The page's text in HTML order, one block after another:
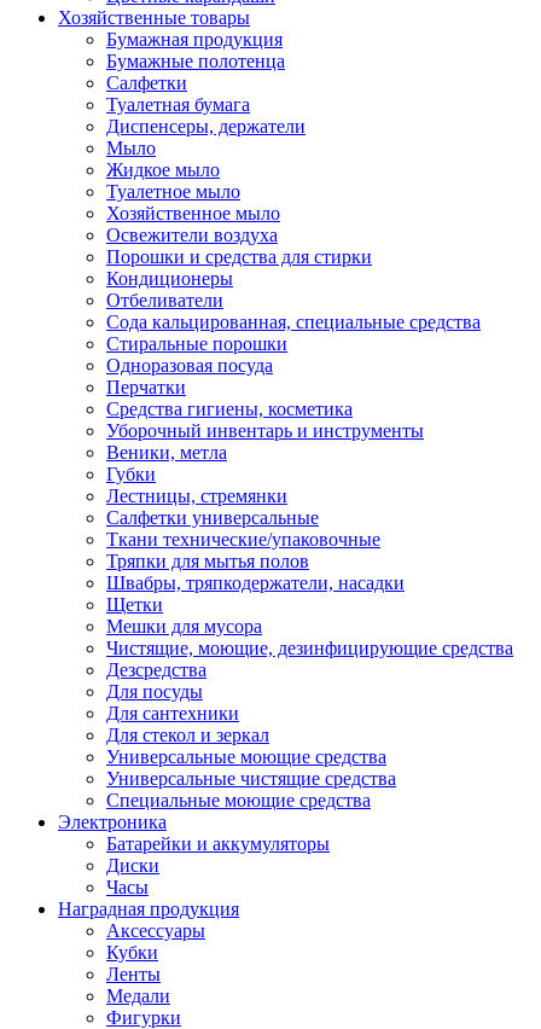
Хозяйственные товары
Бумажная продукция
Бумажные полотенца
Салфетки
Туалетная бумага
Диспенсеры, держатели
Мыло
Жидкое мыло
Туалетное мыло
Хозяйственное мыло
Освежители воздуха
Порошки и средства для стирки
Кондиционеры
Отбеливатели
Сода кальцированная, специальные средства
Стиральные порошки
Одноразовая посуда
Перчатки
Средства гигиены, косметика
Уборочный инвентарь и инструменты
Веники, метла
Губки
Лестницы, стремянки
Салфетки универсальные
Ткани технические/упаковочные
Тряпки для мытья полов
Швабры, тряпкодержатели, насадки
Щетки
Мешки для мусора
Чистящие, моющие, дезинфицирующие средства
Дезсредства
Для посуды
Для сантехники
Для стекол и зеркал
Универсальные моющие средства
Универсальные чистящие средства
Специальные моющие средства
Электроника
Батарейки и аккумуляторы
Диски
Часы
Наградная продукция
Аксессуары
Кубки
Ленты
Медали
Фигурки